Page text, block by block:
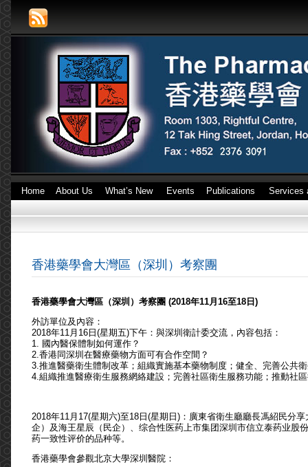
Home About Us What’s New Events Publications Services
香港藥學會大灣區（深圳）考察團
香港藥學會大灣區（深圳）考察團 (2018年11月16至18日)
外訪單位及內容：
2018年11月16日(星期五)下午：與深圳衛計委交流，內容包括：
1. 國內醫保體制如何運作？
2.香港同深圳在醫療藥物方面可有合作空間？
3.推進醫藥衛生體制改革；組織實施基本藥物制度；健全、完善公共
4.組織推進醫療衛生服務網絡建設；完善社區衛生服務功能；推動社
2018年11月17(星期六)至18日(星期日)：廣東省衛生廳廳長馮紹民分
企）及海王星辰（民企）、综合性医药上市集团深圳市信立泰药业股
药一致性评价的品种等。
香港藥學會參觀北京大學深圳醫院：